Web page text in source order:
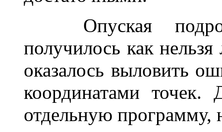
Опуская
получилось как
оказалось выловить
координатами точек.
отдельную